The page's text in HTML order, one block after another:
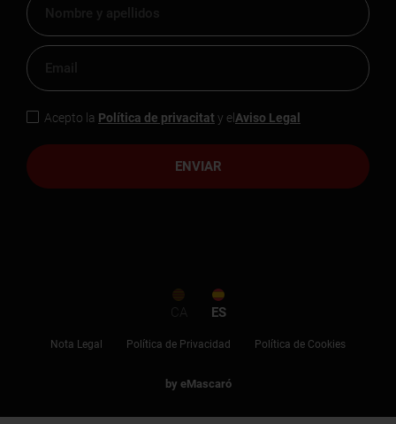
ENVIAR
Acepto la Política de privacitat y el Aviso Legal
CA ES
Nota Legal Política de Privacidad Política de Cookies
by eMascaró